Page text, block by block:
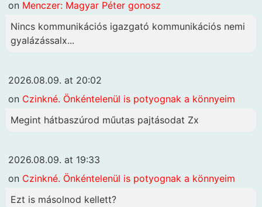
on Menczer: Magyar Péter gonosz
Nincs kommunikációs igazgató kommunikációs nemi
gyalázássalx...
2026.08.09. at 20:02
on Czinkné. Önkéntelenül is potyognak a könnyeim
Megint hátbaszúrod műutas pajtásodat Zx
2026.08.09. at 19:33
on Czinkné. Önkéntelenül is potyognak a könnyeim
Ezt is másolnod kellett?